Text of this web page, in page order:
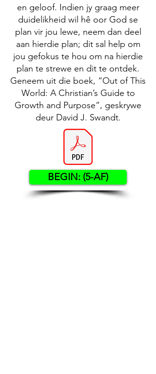
en geloof. Indien jy graag meer
duidelikheid wil hê oor God se
plan vir jou lewe, neem dan deel
aan hierdie plan; dit sal help om
jou gefokus te hou om na hierdie
plan te strewe en dit te ontdek.
Geneem uit die boek, “Out of This
World: A Christian’s Guide to
Growth and Purpose”, geskrywe
deur David J. Swandt.
BEGIN: (5-AF)